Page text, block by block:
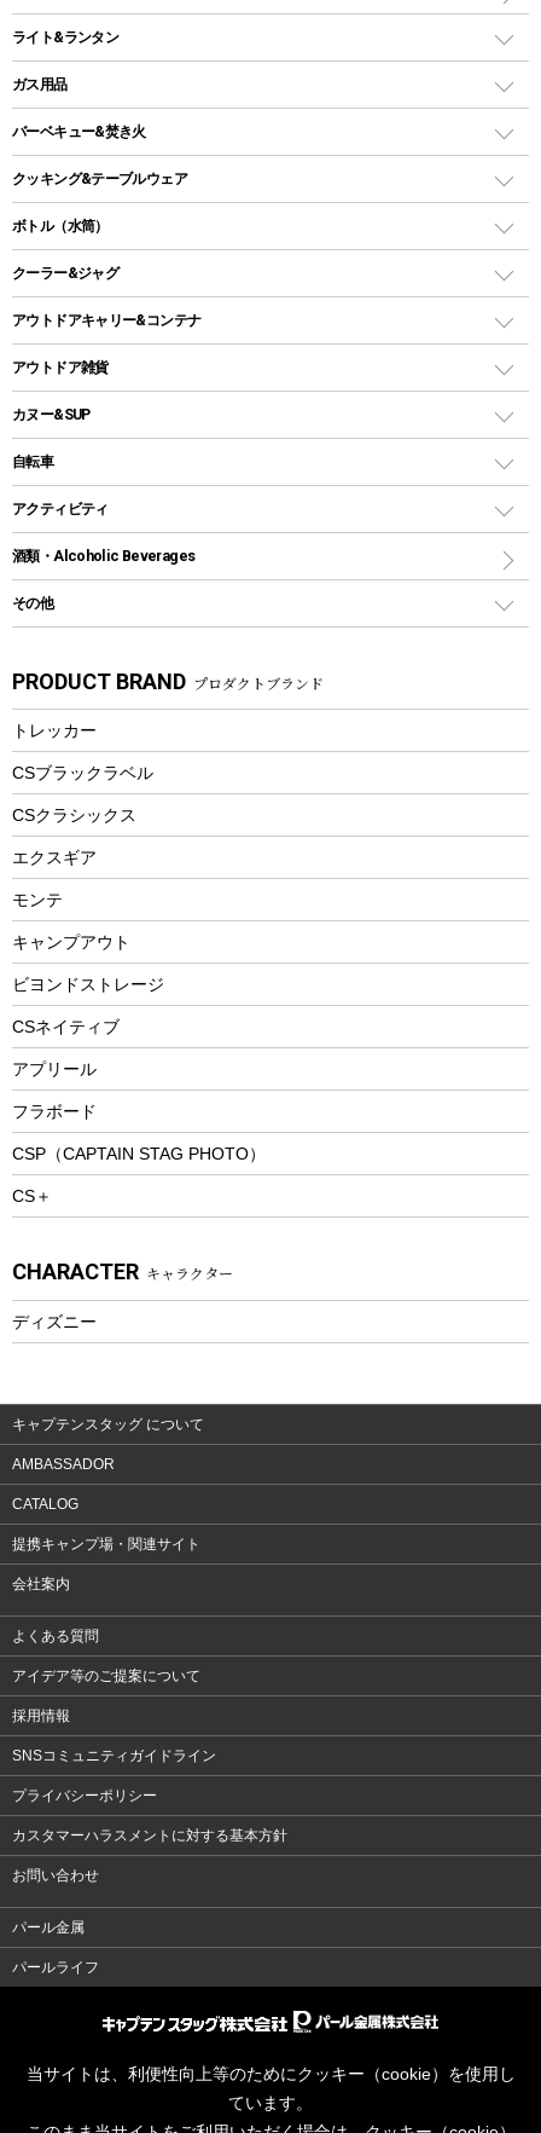
ロッジ型・オリジナルテント
タープ
スクエアタープ（レクタタープ）
メッシュタープ
自立式タープ
パラソル
テントアクセサリー
ペグ
グランドシート
ガイドロープ
ツール
インフレータブルマット
レジャーシート
ライト&ランタン
LEDランタン
ガスランタン
オイルランタン
LEDライト
ヘッドライト
キャンドル
ガス用品
ガスバーナー
ガス缶
ガストーチ、ライター
バーベキュー&焚き火
バーベキューコンロ、グリル
焚き火台タイプ（ロースタイル）グリル
卓上タイプグリル
パーティータイプグリル
鉄板、アミ
焚き火台&ストーブ
火起こし
バーベキューツール
クッキング&テーブルウェア
ダッチオーブン
ホットサンドメーカー
クッカーセット
シェラカップ
クッキングツール
ナイフ
カトラリー
マグカップ、カップ
ステンレスボトル
フードボトル
トレー
ランチョンマット
ランチボックス
ボトル（水筒）
ステンレスボトル
コップ付きタイプ
ワンタッチタイプ
プラスチックボトル
ディズニーボトル
クーラー&ジャグ
クーラーボックス
クーラーバッグ
ウォータージャグ
保冷剤
アウトドアキャリー&コンテナ
アウトドアキャリー
アウトドア雑貨
バックパック&バッグ
リュック、バックパック
トートバッグ、サコッシュ
ショッピングキャリー
その他アウトドア雑貨
スプレー関係
ツール、他
カヌー&SUP
インフレータブル
カヤック
パドル
ヘルメット
エアーポンプ
アクセサリー
自転車
折りたたみ自転車
スポーツサイクル
シティサイクル
自転車ウェア
アクティビティ
マリン
ラッシュガード
パラソル
フローティングベスト
エアーポンプ
ビーチテント
ウィンター
スノーシュー
防寒ウェア
トレッキング
トレッキングステッキ
トレッキングアクセサリー
プレイグッズ
ウェルネス
ウェア、タオル
ウェア
酒類・Alcoholic Beverages
その他
湯たんぽ
防災用品
PRODUCT BRAND プロダクトブランド
トレッカー
CSブラックラベル
CSクラシックス
エクスギア
モンテ
キャンプアウト
ビヨンドストレージ
CSネイティブ
アプリール
フラボード
CSP（CAPTAIN STAG PHOTO）
CS＋
CHARACTER キャラクター
ディズニー
キャプテンスタッグ について
AMBASSADOR
CATALOG
提携キャンプ場・関連サイト
会社案内
よくある質問
アイデア等のご提案について
採用情報
SNSコミュニティガイドライン
プライバシーポリシー
カスタマーハラスメントに対する基本方針
お問い合わせ
パール金属
パールライフ
当サイトは、利便性向上等のためにクッキー（cookie）を使用し
ています。